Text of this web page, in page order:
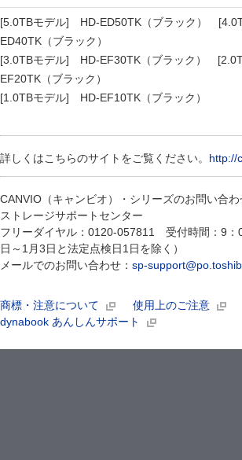
[5.0TBモデル] HD-ED50TK（ブラック）
ED40TK（ブラック）
[3.0TBモデル] HD-EF30TK（ブラック）
EF20TK（ブラック）
[1.0TBモデル] HD-EF10TK（ブラック）
詳しくはこちらのサイトをご覧ください。 http://
CANVIO（キャンビオ）・シリーズのお問い合
ストレージサポートセンター
フリーダイヤル：0120-057811 受付時間：9：
日～1月3日と法定点検日1日を除く）
メールでのお問い合わせ： sp-
商標・注意について
使用上のご注意
dynabook あんしんサポート